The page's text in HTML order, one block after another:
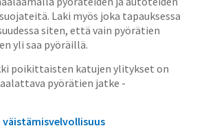
Laki myös joka tapauksessa
siten, että vain pyörätien
yli saa pyöräillä.
poikittaisten katujen ylitykset on
pyörätien jatke -